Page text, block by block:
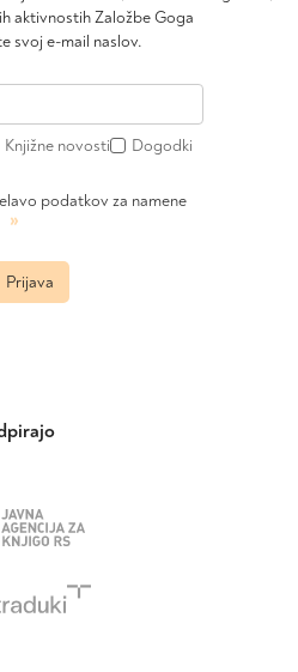
aktivnostih Založbe Goga
svoj e-mail naslov.
Knjižne novosti Dogodki
podatkov za namene
»
Prijava